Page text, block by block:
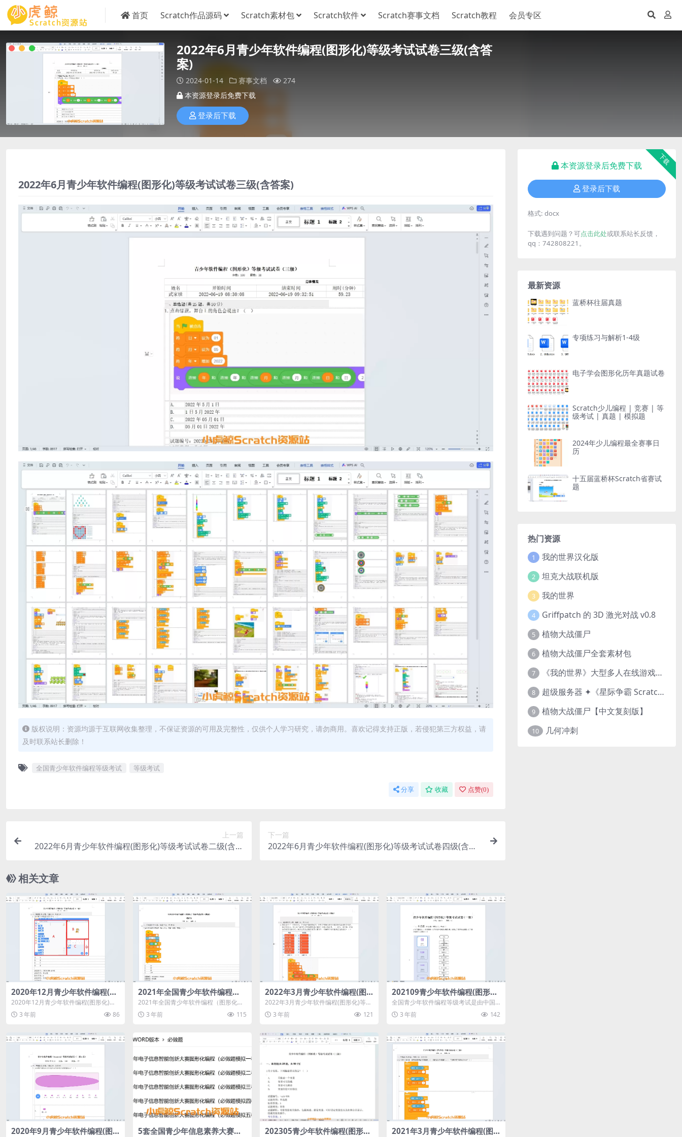
首页 Scratch作品源码 Scratch素材包 Scratch软件 Scratch赛事文档 Scratch教程 会员专区
2022年6月青少年软件编程(图形化)等级考试试卷三级(含答
案)
2024-01-14 赛事文档
274
本资源登录后免费下载
登录后下载
2022年6月青少年软件编程(图形化)等级考试试卷三级(含答案)
版权说明：资源均源于互联网收集整理，不保证资源的可用及完整性，仅供个人学习研究，请勿商用。喜欢记得支持正版，若侵犯第三方权益，请
及时联系站长删除！
全国青少年软件编程等级考试 等级考试
分享 收藏 点赞(0)
上一篇
2022年6月青少年软件编程(图形化)等级考试试卷二级(含答
下一篇
2022年6月青少年软件编程(图形化)等级考试试卷四级(含答
相关文章
2020年12月青少年软件编程(图
形化)等级考试试卷一级(含答案)
2020年12月青少年软件编程(图形化)等
级考试试卷一级(含答案)
3 年前 86
2021年全国青少年软件编程
（图形化）等级考试试卷（四
级） 测试卷（含答案）
2021年全国青少年软件编程（图形化）
等级考试试卷（四级） 测试卷（含答
案）3 年前 115
2022年3月青少年软件编程(图
形化)等级考试试卷一级(含答案)
2022年3月青少年软件编程(图形化)等级
考试试卷一级(含答案)
3 年前 121
202109青少年软件编程(图形化)
等级考试试卷一级(含答案)
全国青少年软件编程等级考试是由中国
电子学会发起的面向青少年软件编程能
力水平的社会...
3 年前 142
2020年9月青少年软件编程(图
5套全国青少年信息素养大赛图
202305青少年软件编程(图形化)
2021年3月青少年软件编程(图
下载
本资源登录后免费下载
登录后下载
格式: docx
下载遇到问题？可点击此处或联系站长反馈，
qq：742808221。
最新资源
蓝桥杯往届真题
专项练习与解析1-4级
电子学会图形化历年真题试卷
Scratch少儿编程 | 竞赛 | 等
级考试 | 真题 | 模拟题
2024年少儿编程最全赛事日
历
十五届蓝桥杯Scratch省赛试
题
热门资源
1 我的世界汉化版
2 坦克大战联机版
3 我的世界
4 Griffpatch 的 3D 激光对战 v0.8
5 植物大战僵尸
6 植物大战僵尸全套素材包
7 《我的世界》大型多人在线游戏（MMO）v1.7
8 超级服务器 ✦《星际争霸 Scratch（经典版本）》
9 植物大战僵尸【中文复刻版】
10 几何冲刺